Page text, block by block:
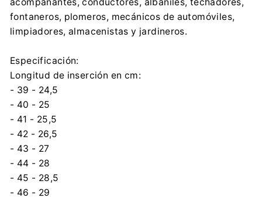
0048 32 381 17 44
Importador:
AVACORE SP. Z O.O.
sales@avacore.pl
fontaneros, plomeros, mecánicos de automóviles,
limpiadores, almacenistas y jardineros.
Especificación:
Longitud de inserción en cm:
- 39 - 24,5
- 40 - 25
- 41 - 25,5
- 42 - 26,5
- 43 - 27
- 44 - 28
- 45 - 28,5
- 46 - 29